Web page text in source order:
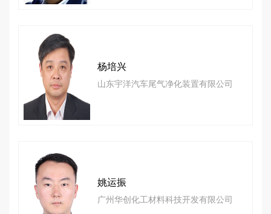
杨培兴
山东宇洋汽车尾气净化装置有限公司
姚运振
广州华创化工材料科技开发有限公司